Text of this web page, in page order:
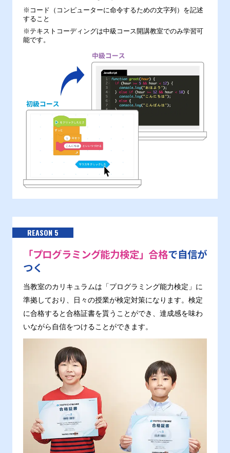
※コード（コンピューターに命令するための文字列）を記述
すること
※テキストコーディングは中級コース開講教室でのみ学習可
能です。
REASON 5
「プログラミング能力検定」合格で自信が
つく
当教室のカリキュラムは「プログラミング能力検定」に
準拠しており、日々の授業が検定対策になります。検定
に合格すると合格証書を貰うことができ、達成感を味わ
いながら自信をつけることができます。